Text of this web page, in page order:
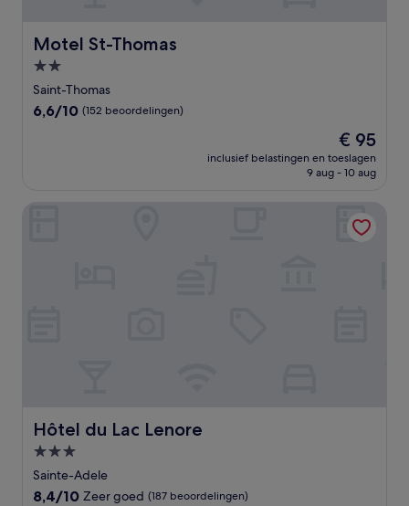
Motel St-Thomas
Motel St-Thomas
2.0-
sterrenaccommodatie
Saint-Thomas
6.6
6,6/10 (152 beoordelingen)
De
prijs
is
€ 95
inclusief belastingen en toeslagen
9 aug - 10 aug
Hôtel du Lac Lenore
Hôtel du Lac Lenore
3.0-
sterrenaccommodatie
Sainte-Adele
8.4
8,4/10 Zeer goed (187 beoordelingen)